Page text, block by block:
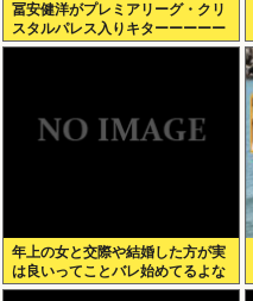
冨安健洋がプレミアリーグ・クリ
スタルパレス入りキターーーーー
ー！
年上の女と交際や結婚した方が実
は良いってことバレ始めてるよな